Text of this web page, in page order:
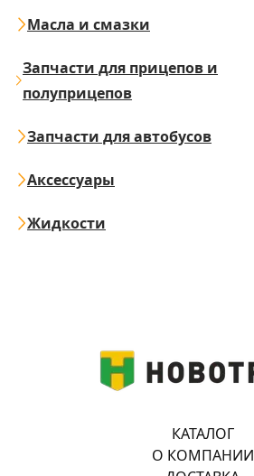
Масла и смазки
Запчасти для прицепов и
полуприцепов
Запчасти для автобусов
Аксессуары
Жидкости
КАТАЛОГ
О КОМПАНИИ